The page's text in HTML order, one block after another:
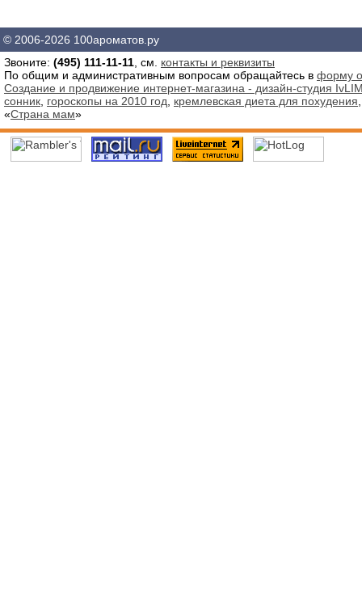
© 2006-2026 100ароматов.ру
Звоните: (495) 111-11-11 , см. контакты и реквизиты
По общим и административным вопросам обращайтесь в форму
Создание и продвижение интернет-магазина - дизайн-студия
сонник гороскопы на 2010 год кремлевская диета для похудения
«Страна мам»